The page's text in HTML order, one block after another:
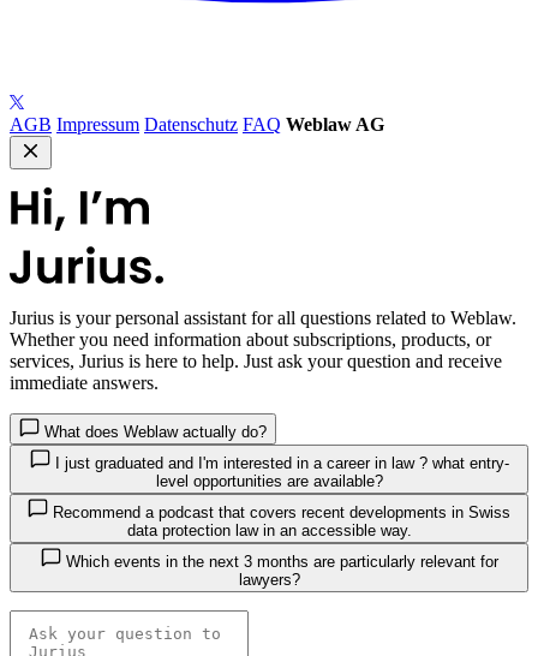
AGB Impressum Datenschutz FAQ Weblaw AG
Jurius is your personal assistant for all questions related to Weblaw.
Whether you need information about subscriptions, products, or
services, Jurius is here to help. Just ask your question and receive
immediate answers.
What does Weblaw actually do?
I just graduated and I'm interested in a career in law ? what entry-
level opportunities are available?
data protection law in an accessible way.
Which events in the next 3 months are particularly relevant for
lawyers?